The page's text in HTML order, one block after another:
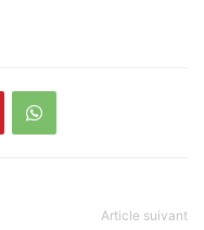
Article suivant